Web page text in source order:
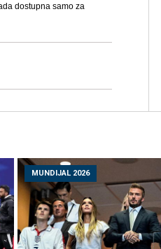
dostupna samo za
MUNDIJAL 2026